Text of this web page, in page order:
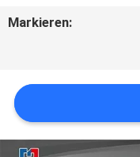
Markieren: